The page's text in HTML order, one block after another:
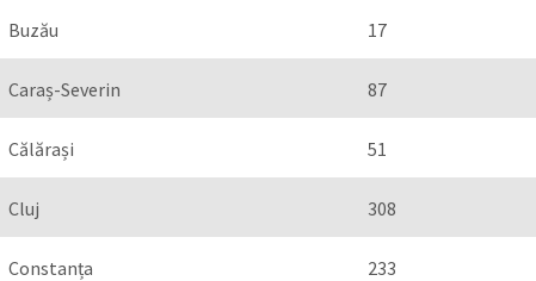
Buzău 17
Caraș-Severin 87
Călărași 51
Cluj 308
Constanța 233